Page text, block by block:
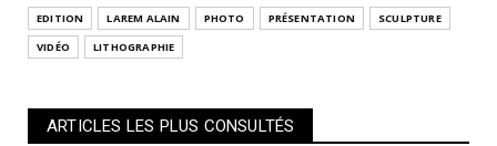
EDITION LAREM ALAIN PHOTO PRÉSENTATION
SCULPTURE
VIDÉO
LITHOGRAPHIE
ARTICLES LES PLUS CONSULTÉS